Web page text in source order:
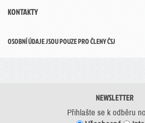
KONTAKTY
OSOBNÍ ÚDAJE JSOU POUZE PRO ČLENY ČSJ
NEWSLETTER
Přihlašte se k odběru